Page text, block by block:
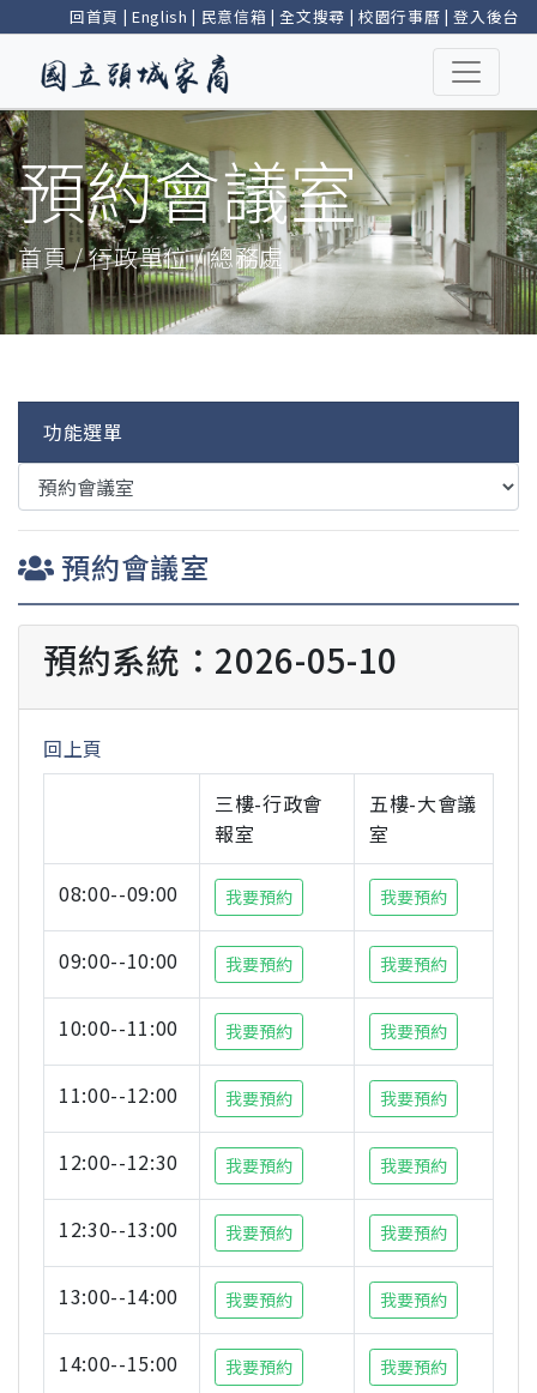
回首頁 | English | 民意信箱 |全文搜尋 | 校園行事曆 |登入後台
預約會議室
首頁 / 行政單位 / 總務處
功能選單
預約會議室
預約系統：2026-05-10
回上頁
三樓-行政會
報室
五樓-大會議
室
08:00--09:00 我要預約 我要預約
09:00--10:00 我要預約 我要預約
10:00--11:00 我要預約 我要預約
11:00--12:00 我要預約 我要預約
12:00--12:30 我要預約 我要預約
12:30--13:00 我要預約 我要預約
13:00--14:00 我要預約 我要預約
14:00--15:00 我要預約 我要預約